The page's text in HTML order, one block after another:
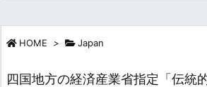
HOME > Japan
四国地方の経済産業省指定「伝統